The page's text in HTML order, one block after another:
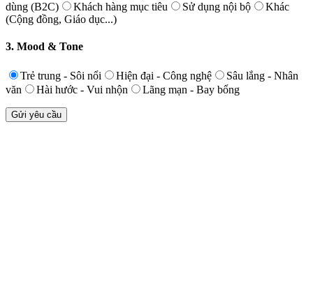
dùng (B2C)
Khách hàng mục tiêu Sử dụng nội bộ
Khác
(Cộng đồng, Giáo dục...)
3. Mood & Tone
Trẻ trung - Sôi nổi Hiện đại - Công nghệ
Sâu lắng - Nhân
văn
Hài hước - Vui nhộn Lãng mạn - Bay bổng